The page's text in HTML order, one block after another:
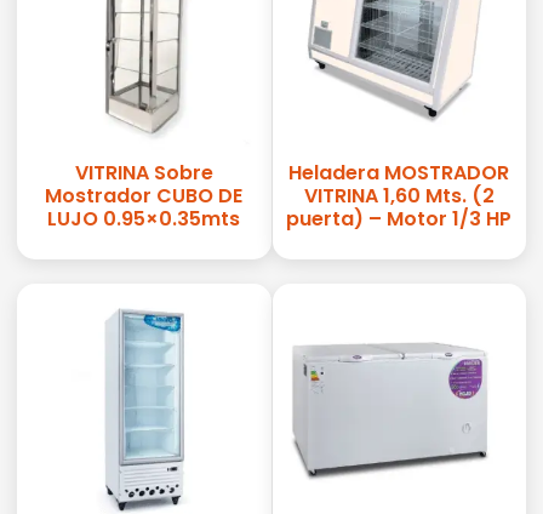
VITRINA Sobre
Mostrador CUBO DE
LUJO 0.95×0.35mts
Heladera MOSTRADOR
VITRINA 1,60 Mts. (2
puerta) – Motor 1/3 HP